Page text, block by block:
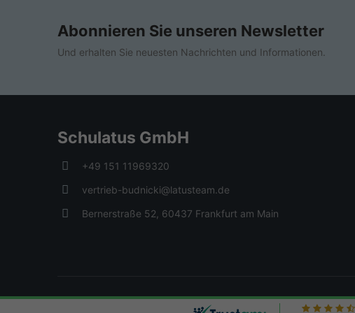
Abonnieren Sie unseren Newsletter
Und erhalten Sie neuesten Nachrichten und Informationen.
Schulatus GmbH
+49 151 11969320
vertrieb-budnicki@latusteam.de
Bernerstraße 52, 60437 Frankfurt am Main